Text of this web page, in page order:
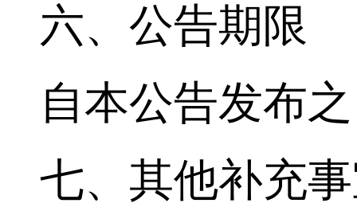
六、公告期限
自本公告发布
七、其他补充